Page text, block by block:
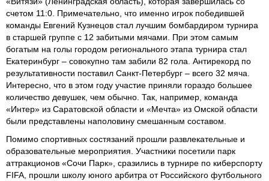
счетом 11:0. Примечательно, что именно игрок победившей
команды Евгений Кузнецов стал лучшим бомбардиром турнира
в старшей группе с 12 забитыми мячами. При этом самым
богатым на голы городом регионального этапа турнира стал
Екатеринбург – совокупно там забили 82 гола. Антирекорд по
результативности поставил Санкт-Петербург – всего 32 мяча.
Интересно, что в этом году участие приняли гораздо большее
количество девушек, чем обычно. Так, например, команда
«Интер» из Саратовской области и «Мечта» из Омской области
были представлены наполовину смешанным составом.
Помимо спортивных состязаний прошли развлекательные и
образовательные мероприятия. Участники посетили парк
аттракционов «Сочи Парк», сразились в турнире по киберспорту
FIFA, прошли школу юного арбитра от Российского футбольного